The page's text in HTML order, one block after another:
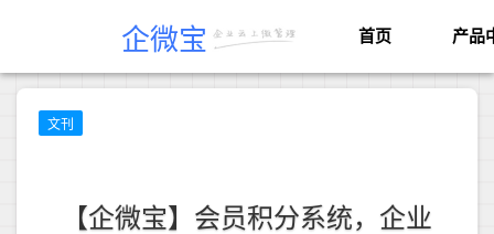
企微宝 首页 产品
文刊
【企微宝】会员积分系统，企业